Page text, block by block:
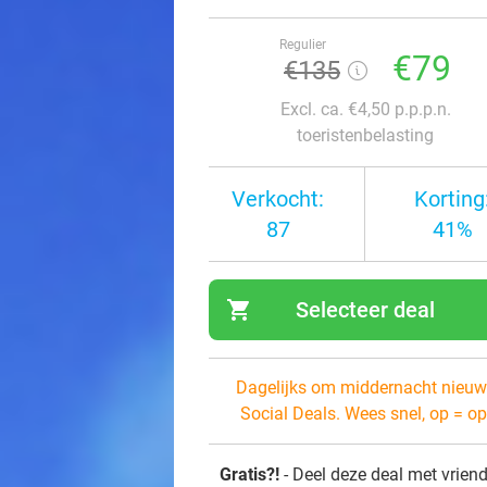
Regulier
€135 €79
Excl. ca. €4,50 p.p.p.n.
toeristenbelasting
Verkocht:
87
41%
shopping_cart Selecteer deal
Dagelijks om middernacht
Social Deals. Wees snel, op =
Gratis?! - Deel deze deal met